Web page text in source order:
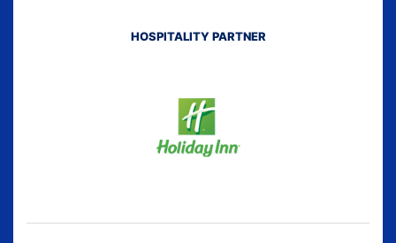
HOSPITALITY PARTNER